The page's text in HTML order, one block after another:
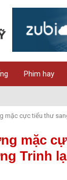
Phim hay
mặc cực tiểu thư
mặc
Trinh